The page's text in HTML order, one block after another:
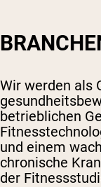
Wir werden als
betrieblichen
und einem
chronische
der